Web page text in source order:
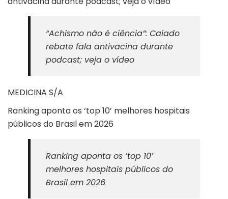
“Achismo não é ciência”: Caiado
rebate fala antivacina durante
podcast; veja o vídeo
MEDICINA S/A
Ranking aponta os ‘top 10’ melhores hospitais
públicos do Brasil em 2026
Ranking aponta os ‘top 10’
melhores hospitais públicos do
Brasil em 2026